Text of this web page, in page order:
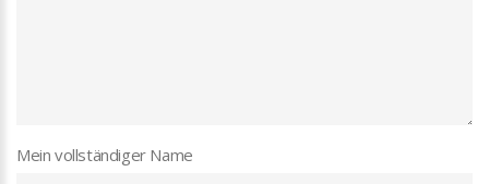
Mein vollständiger Name